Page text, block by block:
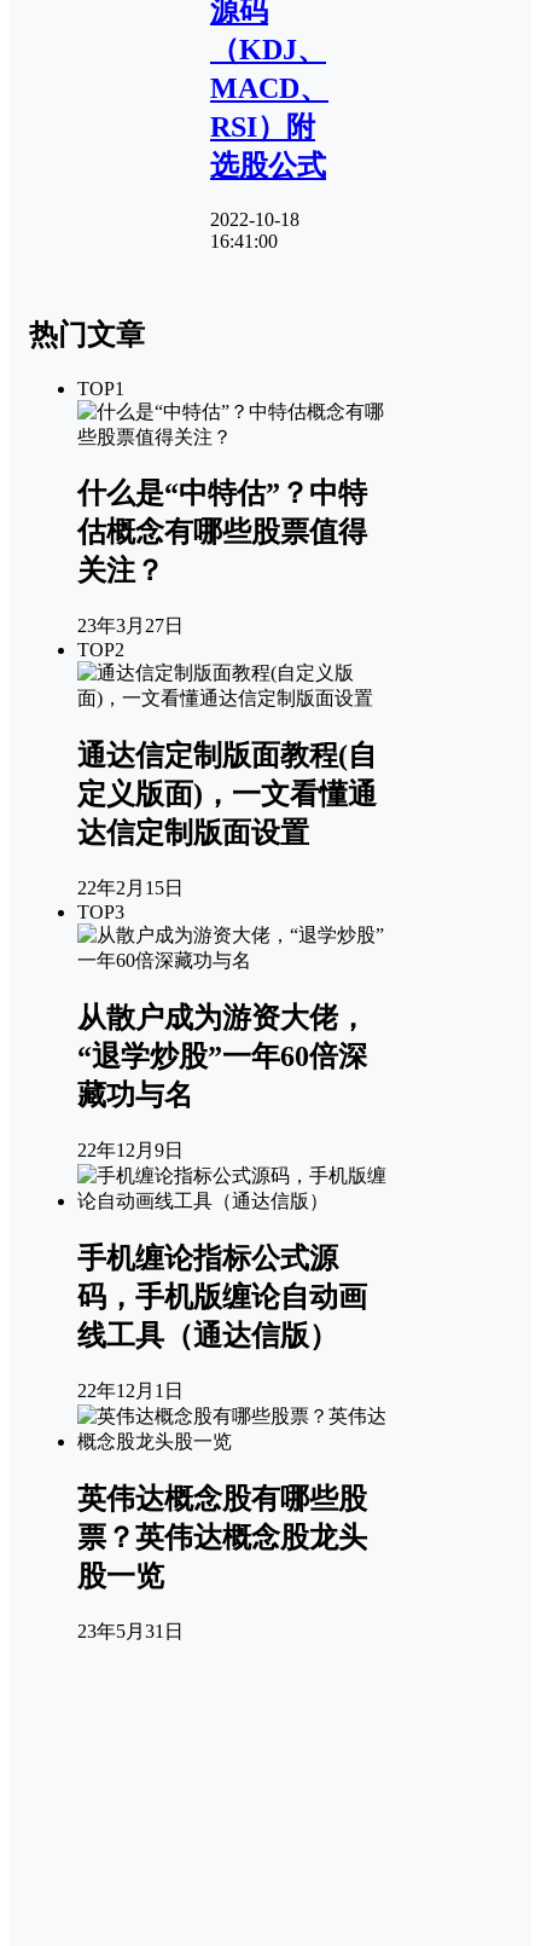
源码
（KDJ、
MACD、
RSI）附
选股公式
2022-10-18
16:41:00
热门文章
TOP1
什么是“中特估”？中特
估概念有哪些股票值得
关注？
23年3月27日
TOP2
通达信定制版面教程(自
定义版面)，一文看懂通
达信定制版面设置
22年2月15日
TOP3
从散户成为游资大佬，
“退学炒股”一年60倍深
藏功与名
22年12月9日
手机缠论指标公式源
码，手机版缠论自动画
线工具（通达信版）
22年12月1日
英伟达概念股有哪些股
票？英伟达概念股龙头
股一览
23年5月31日